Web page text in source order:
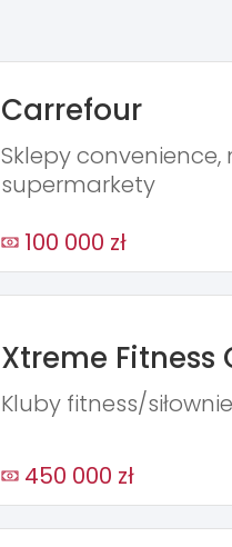
Carrefour
Sklepy
supermarkety
100 000 zł
Xtreme Fitness
Kluby fitness/siłownie
450 000 zł